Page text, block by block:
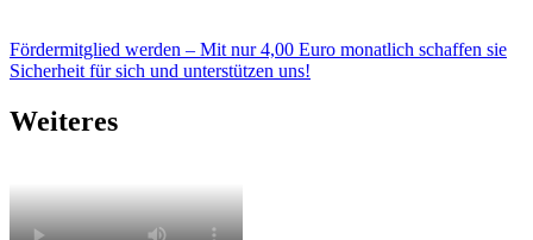
Fördermitglied werden – Mit nur 4,00 Euro monatlich schaffen sie
Sicherheit für sich und unterstützen uns!
Weiteres